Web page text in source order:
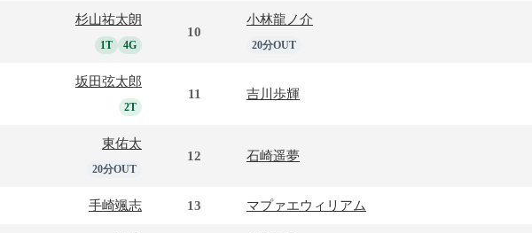
杉山祐太朗
1T 4G
10
小林龍ノ介
20分OUT
坂田弦太郎
2T
11 吉川歩輝
東佑太
20分OUT
12 石崎遥夢
手崎颯志 13 マプァエウィリアム